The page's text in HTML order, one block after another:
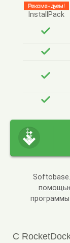
Рекомендуем!
InstallPack
С